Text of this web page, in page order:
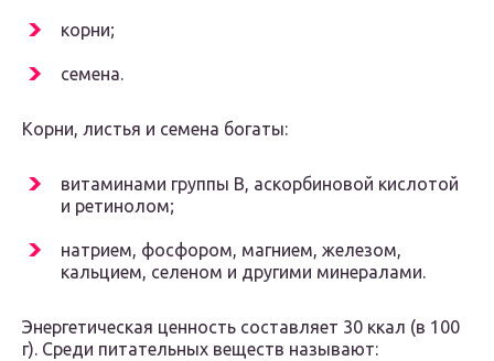
корни;
семена.
Корни, листья и семена богаты:
витаминами группы В, аскорбиновой кислотой
и ретинолом;
натрием, фосфором, магнием, железом,
кальцием, селеном и другими минералами.
Энергетическая ценность составляет 30 ккал (в 100
г). Среди питательных веществ называют: